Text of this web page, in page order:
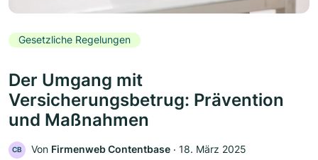
Gesetzliche Regelungen
Der Umgang mit
Versicherungsbetrug: Prävention
und Maßnahmen
CB Von Firmenweb Contentbase ‧ 18. März 2025